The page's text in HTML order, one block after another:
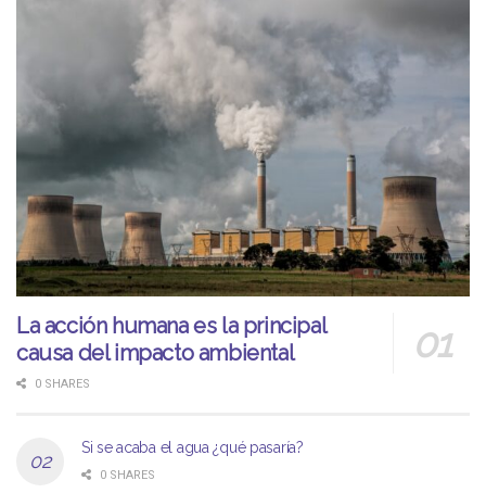
La acción humana es la principal
causa del impacto ambiental
0 SHARES
Si se acaba el agua ¿qué pasaría?
0 SHARES